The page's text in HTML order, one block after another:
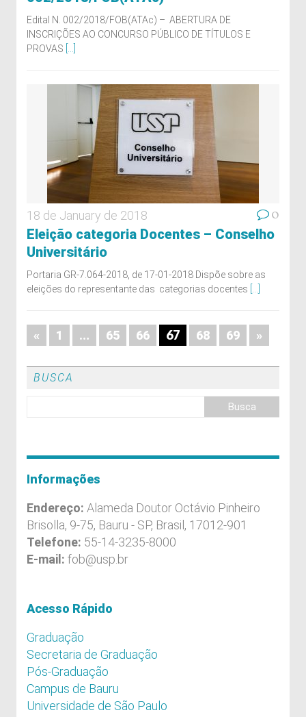
Edital N. 002/2018/FOB(ATAc) – ABERTURA DE
INSCRIÇÕES AO CONCURSO PÚBLICO DE TÍTULOS E
PROVAS
18 de January de 2018 0
Eleição categoria Docentes – Conselho
Universitário
Portaria GR-7.064-2018, de 17-01-2018 Dispõe sobre as
eleições do representante das categorias docentes
« 1 … 65 66 67 68 69 »
BUSCA
Informações
Endereço: Alameda Doutor Octávio Pinheiro
Brisolla, 9-75, Bauru - SP, Brasil, 17012-901
Telefone: 55-14-3235-8000
E-mail: fob@usp.br
Acesso Rápido
Graduação
Secretaria de Graduação
Pós-Graduação
Campus de Bauru
Universidade de São Paulo